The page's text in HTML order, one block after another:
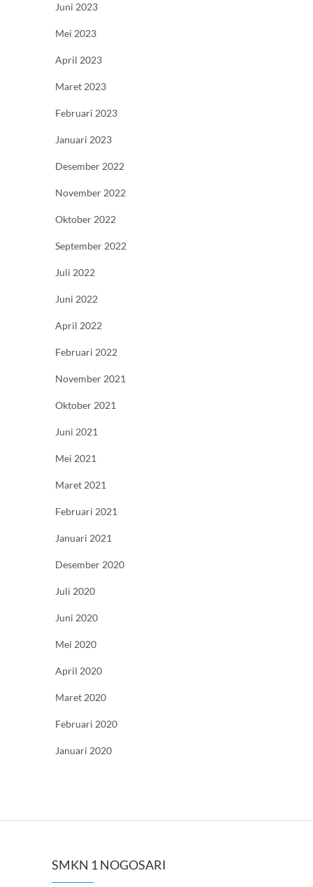
Juni 2023
Mei 2023
April 2023
Maret 2023
Februari 2023
Januari 2023
Desember 2022
November 2022
Oktober 2022
September 2022
Juli 2022
Juni 2022
April 2022
Februari 2022
November 2021
Oktober 2021
Juni 2021
Mei 2021
Maret 2021
Februari 2021
Januari 2021
Desember 2020
Juli 2020
Juni 2020
Mei 2020
April 2020
Maret 2020
Februari 2020
Januari 2020
SMKN 1 NOGOSARI